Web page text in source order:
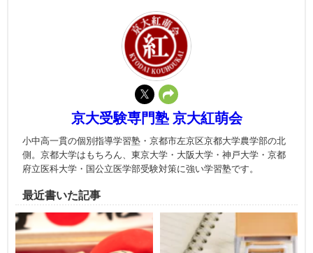
京大受験専門塾 京大紅萌会
小中高一貫の個別指導学習塾・京都市左京区京都大学農学部の北
側。京都大学はもちろん、東京大学・大阪大学・神戸大学・京都
府立医科大学・国公立医学部受験対策に強い学習塾です。
最近書いた記事